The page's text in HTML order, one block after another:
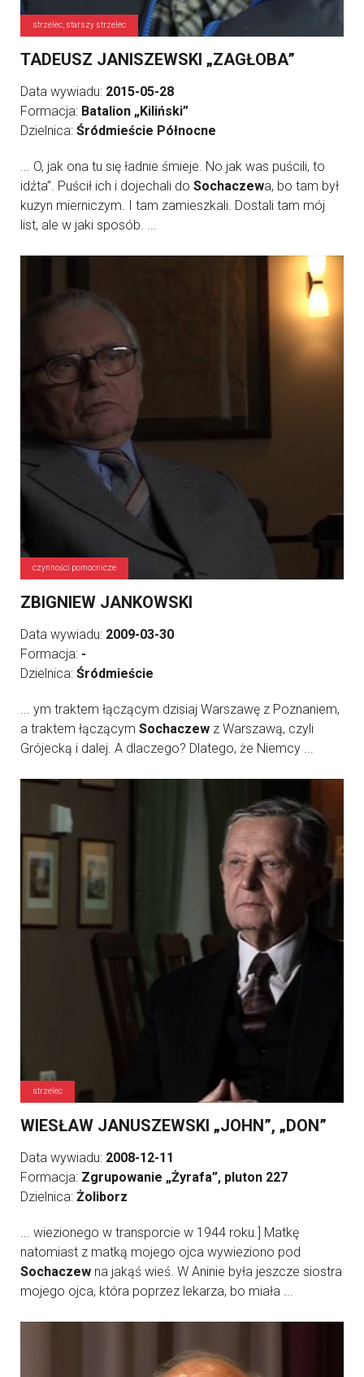
strzelec, starszy strzelec
TADEUSZ JANISZEWSKI „ZAGŁOBA”
Data wywiadu: 2015-05-28
Formacja: Batalion „Kiliński”
Dzielnica: Śródmieście Północne
... O, jak ona tu się ładnie śmieje. No jak was puścili, to
idźta”. Puścił ich i dojechali do Sochaczewa, bo tam był
kuzyn mierniczym. I tam zamieszkali. Dostali tam mój
list, ale w jaki sposób. ...
czynności pomocnicze
ZBIGNIEW JANKOWSKI
Data wywiadu: 2009-03-30
Formacja: -
Dzielnica: Śródmieście
... ym traktem łączącym dzisiaj Warszawę z Poznaniem,
a traktem łączącym Sochaczew z Warszawą, czyli
Grójecką i dalej. A dlaczego? Dlatego, że Niemcy ...
strzelec
WIESŁAW JANUSZEWSKI „JOHN”, „DON”
Data wywiadu: 2008-12-11
Formacja: Zgrupowanie „Żyrafa”, pluton 227
Dzielnica: Żoliborz
... wiezionego w transporcie w 1944 roku.] Matkę
natomiast z matką mojego ojca wywieziono pod
Sochaczew na jakąś wieś. W Aninie była jeszcze siostra
mojego ojca, która poprzez lekarza, bo miała ...